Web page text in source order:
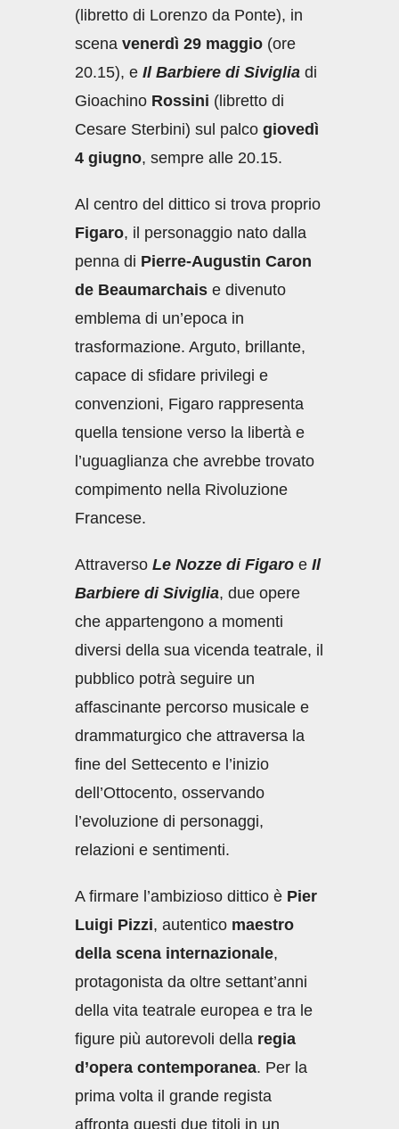
(libretto di Lorenzo da Ponte), in
scena venerdì 29 maggio (ore
20.15), e Il Barbiere di Siviglia di
Gioachino Rossini (libretto di
Cesare Sterbini) sul palco giovedì
4 giugno, sempre alle 20.15.
Al centro del dittico si trova proprio
Figaro, il personaggio nato dalla
penna di Pierre-Augustin Caron
de Beaumarchais e divenuto
emblema di un’epoca in
trasformazione. Arguto, brillante,
capace di sfidare privilegi e
convenzioni, Figaro rappresenta
quella tensione verso la libertà e
l’uguaglianza che avrebbe trovato
compimento nella Rivoluzione
Francese.
Attraverso Le Nozze di Figaro e Il
Barbiere di Siviglia, due opere
che appartengono a momenti
diversi della sua vicenda teatrale, il
pubblico potrà seguire un
affascinante percorso musicale e
drammaturgico che attraversa la
fine del Settecento e l’inizio
dell’Ottocento, osservando
l’evoluzione di personaggi,
relazioni e sentimenti.
A firmare l’ambizioso dittico è Pier
Luigi Pizzi, autentico maestro
della scena internazionale,
protagonista da oltre settant’anni
della vita teatrale europea e tra le
figure più autorevoli della regia
d’opera contemporanea. Per la
prima volta il grande regista
affronta questi due titoli in un